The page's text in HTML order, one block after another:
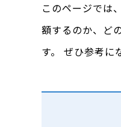
このページでは
額するのか、ど
す。 ぜひ参考に